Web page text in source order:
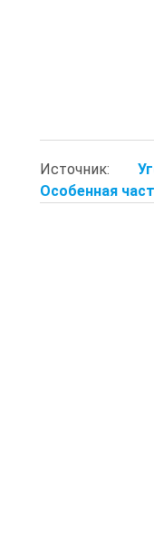
Источник:
Особенная